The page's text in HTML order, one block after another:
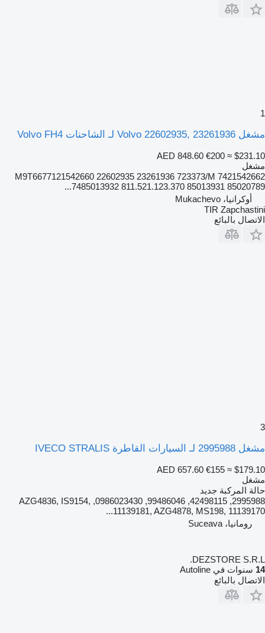
1
مشغل Volvo 22602935, 23261936 لـ الشاحنات Volvo FH4
AED 848.60 €200 ≈ $231.10
مشغل
M9T6677121542660 22602935 23261936 723373/M 7421542662
7485013932 811.521.123.370 85013931 85020789...
أوكرانيا، Mukachevo
TIR Zapchastini
الاتصال بالبائع
3
مشغل 2995988 لـ السيارات القاطرة IVECO STRALIS
AED 657.60 €155 ≈ $179.10
مشغل
حالة المركبة جديد
2995988, 42498115, 99486046, 0986023430, AZG4836, IS9154,
11139181, AZG4878, MS198, 11139170...
رومانيا، Suceava
DEZSTORE S.R.L.
14 سنوات في Autoline
الاتصال بالبائع